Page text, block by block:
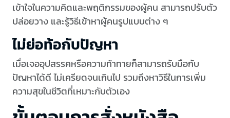
เข้าใจในความคิดและพฤติกรรมของผู้คน สามารถปรับตัว
ปล่อยวาง และรู้วิธีเข้าหาผู้คนรูปแบบต่าง ๆ
ไม่ย่อท้อกับปัญหา
เมื่อเจออุปสรรคหรือความท้าทายก็สามารถรับมือกับ
ปัญหาได้ดี ไม่เครียดจนเกินไป รวมถึงหาวิธีในการเพิ่ม
ความสุขในชีวิตที่เหมาะกับตัวเอง